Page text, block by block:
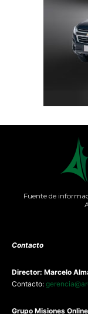
Fuente de
Contacto
Director: Marcelo
Contacto:
Grupo Misiones